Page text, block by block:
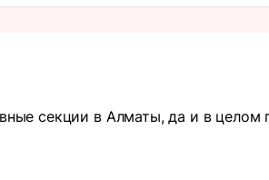
секции в Алматы, да и в целом